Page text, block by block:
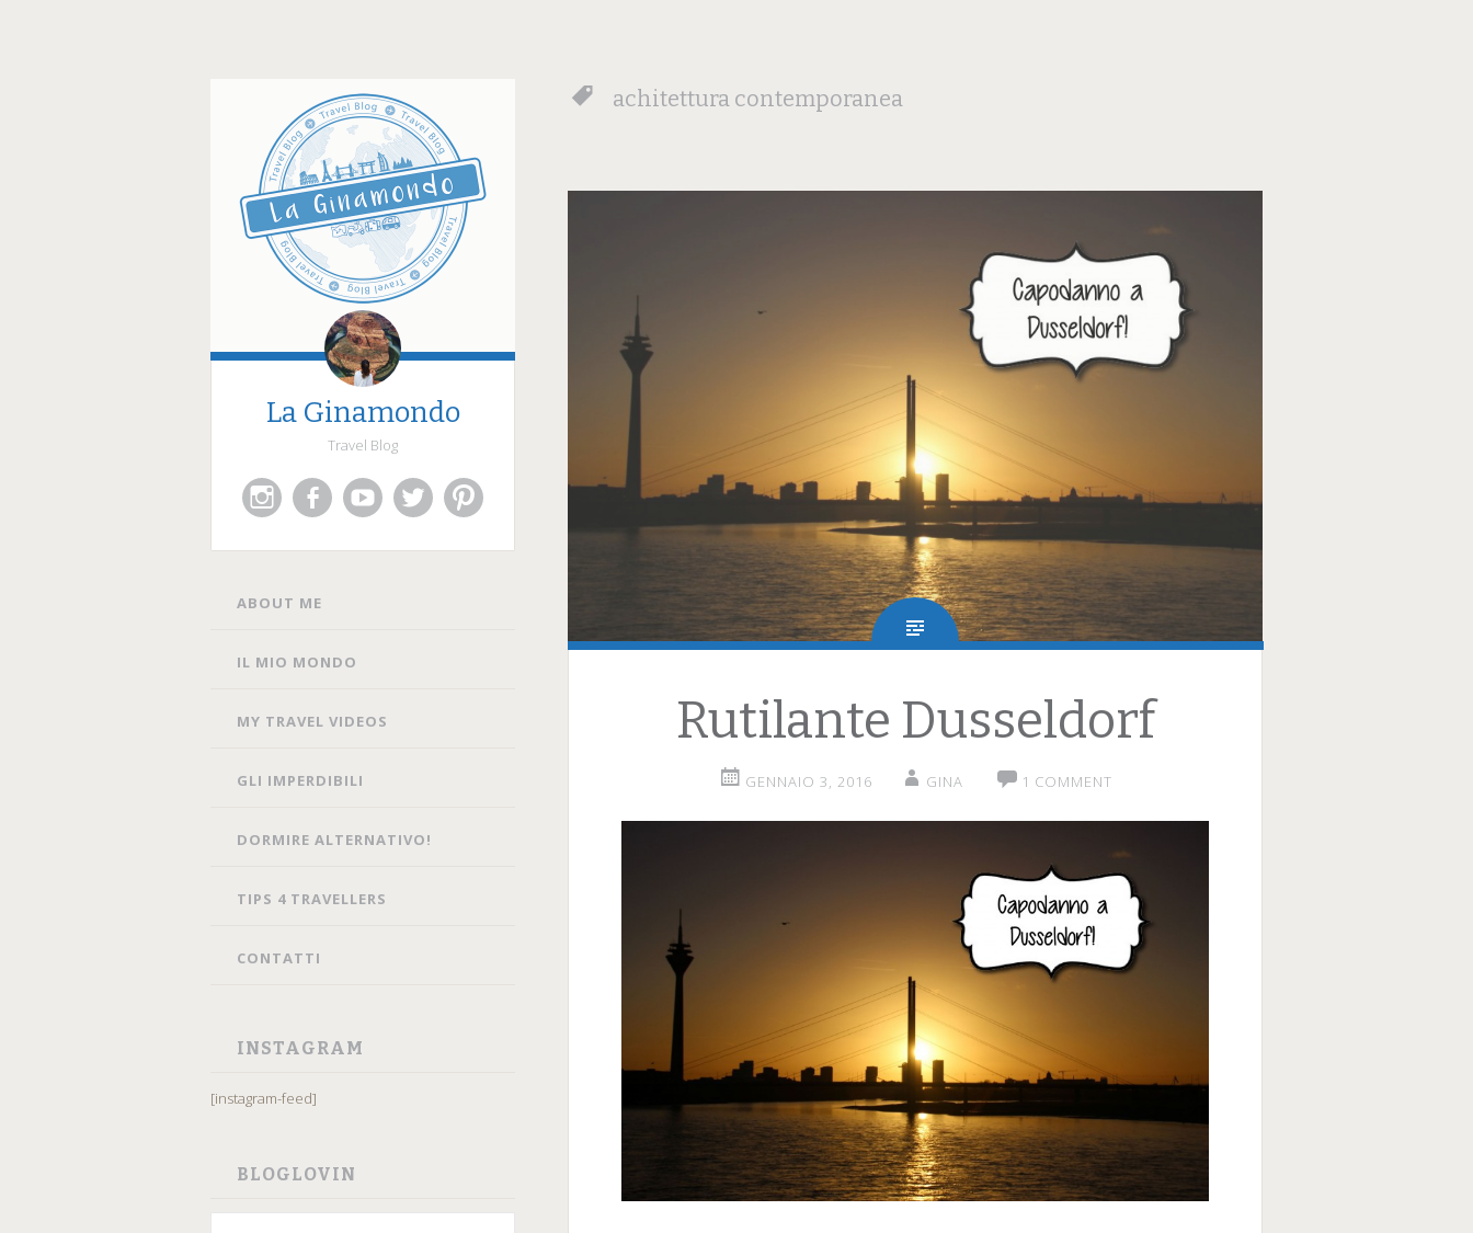
La Ginamondo
Travel Blog
SKIP
ABOUT ME
IL MIO MONDO
MY TRAVEL VIDEOS
GLI IMPERDIBILI
DORMIRE ALTERNATIVO!
TIPS 4 TRAVELLERS
CONTATTI
INSTAGRAM
[instagram-feed]
BLOGLOVIN
achitettura contemporanea
Rutilante Dusseldorf
GENNAIO 3, 2016 GINA 1 COMMENT